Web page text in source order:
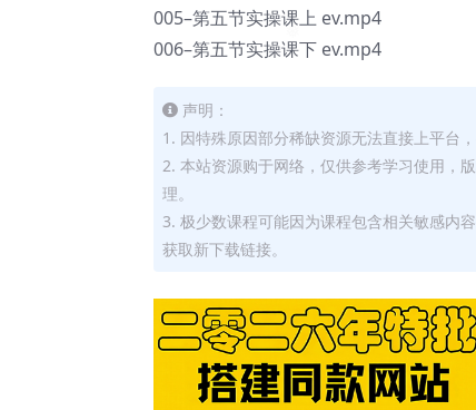
005–第五节实操课上 ev.mp4
006–第五节实操课下 ev.mp4
声明：
1. 因特殊原因部分稀缺资源无法直接上平台
2. 本站资源购于网络，仅供参考学习使用，
理。
3. 极少数课程可能因为课程包含相关敏感内
获取新下载链接。